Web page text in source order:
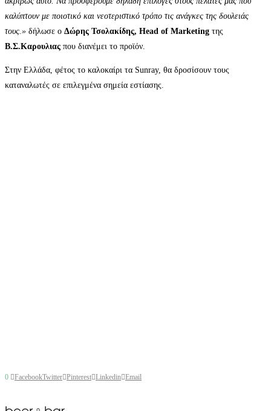
καλύπτουν με ποιοτικό και νεοτεριστικό τρόπο τις ανάγκες της δουλειάς
τους.» δήλωσε ο Δώρης Τσολακίδης, Head of Marketing της
Β.Σ.Καρουλιας που διανέμει το προϊόν.
Στην Ελλάδα, φέτος το καλοκαίρι τα Sunray, θα δροσίσουν τους
καταναλωτές σε επιλεγμένα σημεία εστίασης.
0 FacebookTwitter Pinterest Linkedin Email